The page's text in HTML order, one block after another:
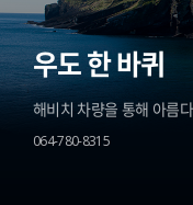
우도 한 바퀴
해비치 차량을 통해 아름
064-780-8315